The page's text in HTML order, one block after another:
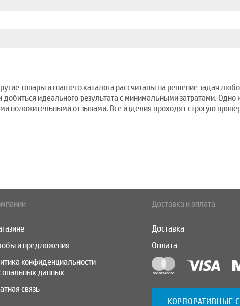
товары из нашего каталога рассчитаны на решение задач
добиться идеального результата с минимальными затратами.
положительными отзывами. Все изделия проходят строгую
и предложения
конфиденциальности
данных
связь
Доставка и оплата
Доставка
Оплата
КОРПОРАТИВНЫЕ